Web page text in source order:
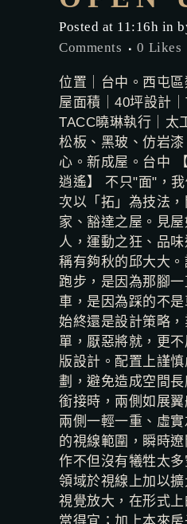
Posted at 11:16h in
Comments
0 Likes
位置｜台中。西屯
屋面積｜40坪設計｜
TACC曉琳執行｜太
松板、黑玻、仿岩
心。新成屋。台中
逍遙】 不只"面"，
次以「拓」為技法
家、豁達之屋。見
人，運動之狂、品
稱有夠秋的邱大大
跑步，是因為那腳
車，是因為踩的不是
始終還是設計策略
單，厭惡將就，更
版設計。配置上謹
劃，避免造成空間
銜接時，兩側如展
兩側一輕一重、虛
的視線範圍，瞬時
作不但沒有犧牲太
領域於視線上加以
視覺放大，在形式